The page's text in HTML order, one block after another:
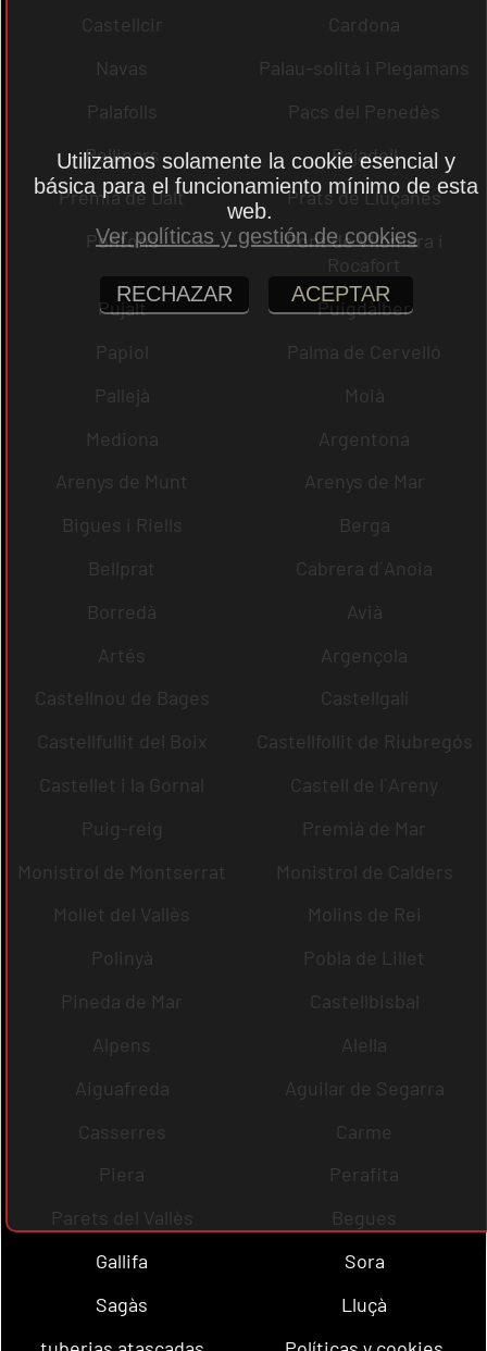
Castellcir
Cardona
Navas
Palau-solità i Plegamans
Palafolls
Pacs del Penedès
Rellinars
Rajadell
Premià de Dalt
Prats de Lluçanès
Pontons
Pont de Vilomara i
Rocafort
Pujalt
Puigdàlber
Papiol
Palma de Cervelló
Pallejà
Moià
Mediona
Argentona
Arenys de Munt
Arenys de Mar
Bigues i Riells
Berga
Bellprat
Cabrera d´Anoia
Borredà
Avià
Artés
Argençola
Castellnou de Bages
Castellgalí
Castellfullit del Boix
Castellfollit de Riubregós
Castellet i la Gornal
Castell de l´Areny
Puig-reig
Premià de Mar
Monistrol de Montserrat
Monistrol de Calders
Mollet del Vallès
Molins de Rei
Polinyà
Pobla de Lillet
Pineda de Mar
Castellbisbal
Alpens
Alella
Aiguafreda
Aguilar de Segarra
Casserres
Carme
Piera
Perafita
Parets del Vallès
Begues
Gallifa
Sora
Sagàs
Lluçà
Utilizamos solamente la cookie esencial y
básica para el funcionamiento mínimo de esta
web.
Ver políticas y gestión de cookies
RECHAZAR ACEPTAR